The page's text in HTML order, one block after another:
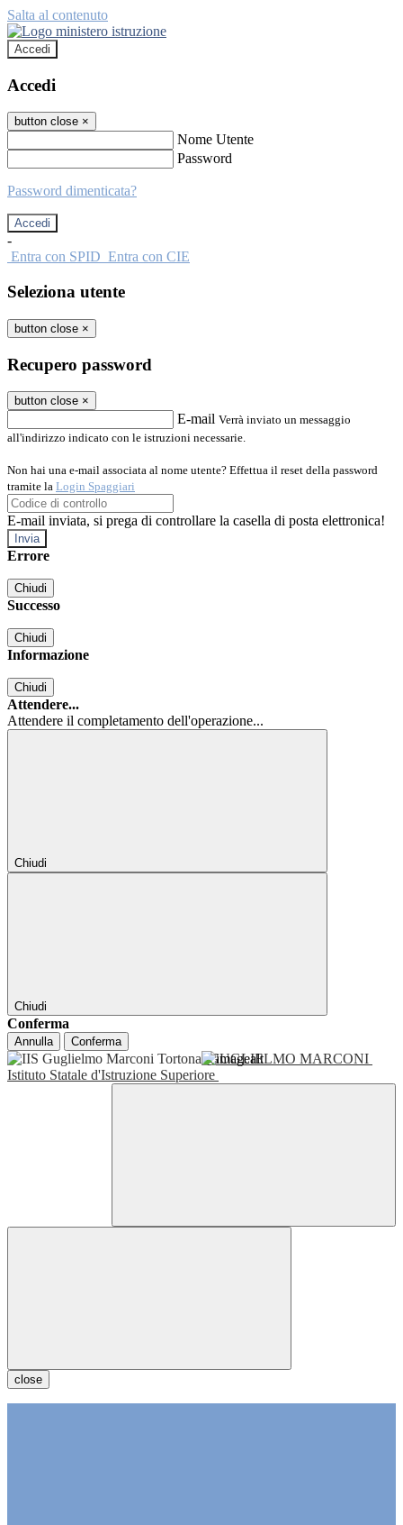
Salta al contenuto
Accedi
Accedi
button close ×
Nome Utente
Password
Password dimenticata?
-
Entra con SPID Entra con CIE
Seleziona utente
button close ×
Recupero password
button close ×
E-mail Verrà inviato un messaggio
all'indirizzo indicato con le istruzioni necessarie.
Non hai una e-mail associata al nome utente? Effettua il reset della password
tramite la Login Spaggiari
E-mail inviata, si prega di controllare la casella di posta elettronica!
Errore
Chiudi
Successo
Chiudi
Informazione
Chiudi
Attendere...
Attendere il completamento dell'operazione...
Chiudi
Chiudi
Conferma
Annulla Conferma
GUGLIELMO MARCONI
Istituto Statale d'Istruzione Superiore
close